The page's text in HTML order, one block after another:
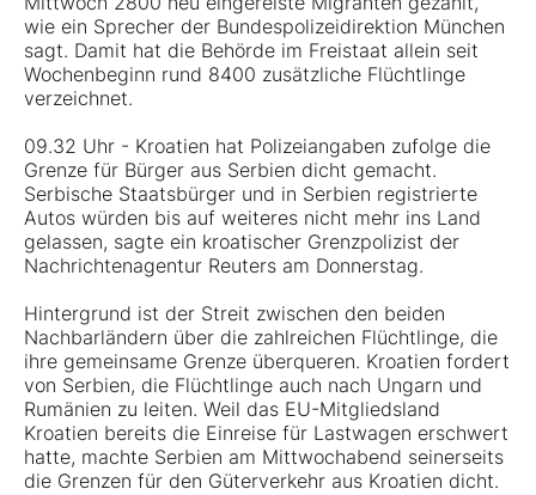
wie ein Sprecher der Bundespolizeidirektion München
sagt. Damit hat die Behörde im Freistaat allein seit
Wochenbeginn rund 8400 zusätzliche Flüchtlinge
verzeichnet.
09.32 Uhr - Kroatien hat Polizeiangaben zufolge die
Grenze für Bürger aus Serbien dicht gemacht.
Serbische Staatsbürger und in Serbien registrierte
Autos würden bis auf weiteres nicht mehr ins Land
gelassen, sagte ein kroatischer Grenzpolizist der
Nachrichtenagentur Reuters am Donnerstag.
Hintergrund ist der Streit zwischen den beiden
Nachbarländern über die zahlreichen Flüchtlinge, die
ihre gemeinsame Grenze überqueren. Kroatien fordert
von Serbien, die Flüchtlinge auch nach Ungarn und
Rumänien zu leiten. Weil das EU-Mitgliedsland
Kroatien bereits die Einreise für Lastwagen erschwert
hatte, machte Serbien am Mittwochabend seinerseits
die Grenzen für den Güterverkehr aus Kroatien dicht.